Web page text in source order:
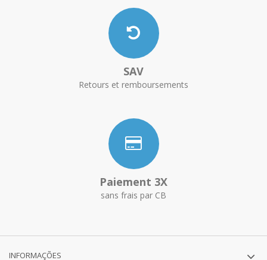
SAV
Retours et remboursements
Paiement 3X
sans frais par CB
INFORMAÇÕES